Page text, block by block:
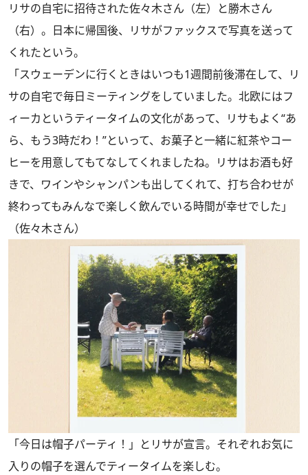
リサの自宅に招待された佐々木さん（左）と勝木さん
（右）。日本に帰国後、リサがファックスで写真を送って
くれたという。
「スウェーデンに行くときはいつも1週間前後滞在して、リ
サの自宅で毎日ミーティングをしていました。北欧にはフ
ィーカというティータイムの文化があって、リサもよく“あ
ら、もう3時だわ！”といって、お菓子と一緒に紅茶やコー
ヒーを用意してもてなしてくれましたね。リサはお酒も好
きで、ワインやシャンパンも出してくれて、打ち合わせが
終わってもみんなで楽しく飲んでいる時間が幸せでした」
（佐々木さん）
「今日は帽子パーティ！」とリサが宣言。それぞれお気に
入りの帽子を選んでティータイムを楽しむ。